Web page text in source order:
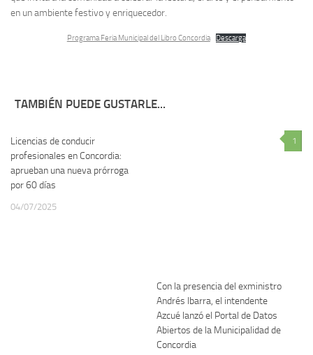
en un ambiente festivo y enriquecedor.
Programa Feria Municipal del Libro Concordia Descarga
TAMBIÉN PUEDE GUSTARLE...
Licencias de conducir
profesionales en Concordia:
aprueban una nueva prórroga
por 60 días
04/07/2025
1
Con la presencia del exministro
Andrés Ibarra, el intendente
Azcué lanzó el Portal de Datos
Abiertos de la Municipalidad de
Concordia